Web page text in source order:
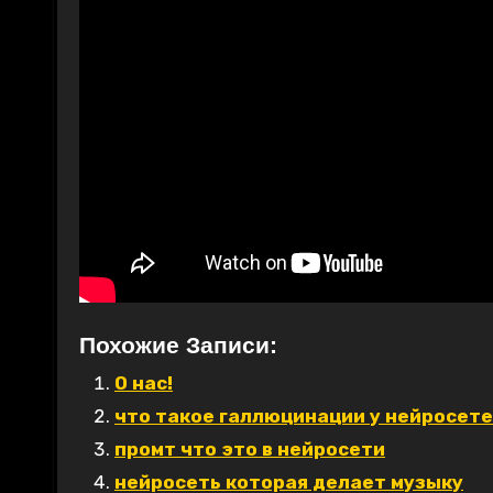
Похожие Записи:
О нас!
что такое галлюцинации у
промт что это в нейросети
нейросеть которая делает музыку